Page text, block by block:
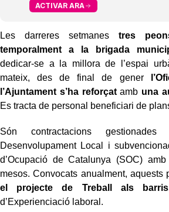
ACTIVAR ARA
Les darreres setmanes tres
temporalment a la brigada
dedicar-se a la millora de l’espai
mateix, des de final de gener
l’Ajuntament s’ha reforçatamb una
Es tracta de personal beneficiari de
Són contractacions
Desenvolupament Local i
d’Ocupació de Catalunya (SOC)
mesos. Convocats anualment, aquests
el projecte de Treball als
d’Experienciació laboral.